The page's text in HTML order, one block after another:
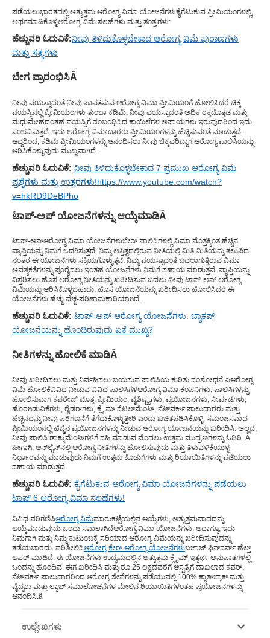
ಪಡೆಯಲುಭಾರತದಲ್ಲಿ ಅತ್ಯುತ್ತಮ ಆರೋಗ್ಯ ವಿಮಾ ಯೋಜನೆಗಳುಕೈಗೆಟುಕುವ ಪ್ರೀಮಿಯಂಗಳಲ್ಲಿ,
ಅರ್ಥಮಾಡಿಕೊಳ್ಳಿಆರೋಗ್ಯ ವಿಮೆ ಸಲಹೆಗಳು ಮತ್ತು ತಂತ್ರಗಳು:
ಹೆಚ್ಚುವರಿ ಓದುವಿಕೆ:ನೀವು ತಿಳಿದುಕೊಳ್ಳಬೇಕಾದ ಆರೋಗ್ಯ ವಿಮೆ ಪುರಾಣಗಳು
ಮತ್ತು ಸತ್ಯಗಳು
ಬೇಗ ಪ್ರಾರಂಭಿಸಿÂ
ನೀವು ವಯಸ್ಸಾದಂತೆ ನೀವು ಪಾವತಿಸುವ ಆರೋಗ್ಯ ವಿಮಾ ಪ್ರೀಮಿಯಂಗೆ ಹೋಲಿಸಿದರೆ ಚಿಕ್ಕ
ವಯಸ್ಸಿನಲ್ಲಿ ಪ್ರೀಮಿಯಂಗಳು ತುಂಬಾ ಕಡಿಮೆ. ನೀವು ವಯಸ್ಸಾದಂತೆ ಅಧಿಕ ರಕ್ತದೊತ್ತಡ ಮತ್ತು
ಮಧುಮೇಹದಂತಹ ವಯಸ್ಸಿಗೆ ಸಂಬಂಧಿಸಿದ ಕಾಯಿಲೆಗಳ ಅಪಾಯಗಳು ಇರುವುದರಿಂದ ಇದು
ಸಂಭವಿಸುತ್ತದೆ. ಇದು ಆರೋಗ್ಯ ವಿಮಾದಾರರು ಪ್ರೀಮಿಯಂಗಳನ್ನು ಹೆಚ್ಚಿಸುವಂತೆ ಮಾಡುತ್ತದೆ.
ಆದ್ದರಿಂದ, ಕಡಿಮೆ ಪ್ರೀಮಿಯಂಗಳನ್ನು ಆನಂದಿಸಲು ನೀವು ಚಿಕ್ಕವರಿದ್ದಾಗ ಆರೋಗ್ಯ ಪಾಲಿಸಿಯನ್ನು
ಆರಿಸಿಕೊಳ್ಳುವುದು ಮುಖ್ಯವಾಗಿದೆ.
ಹೆಚ್ಚುವರಿ ಓದುವಿಕೆ: ನೀವು ತಿಳಿದುಕೊಳ್ಳಬೇಕಾದ 7 ಪ್ರಮುಖ ಆರೋಗ್ಯ ವಿಮೆ
ಪ್ರಶ್ನೆಗಳು ಮತ್ತು ಉತ್ತರಗಳು!https://www.youtube.com/watch?
v=hkRD9DeBPho
ಟಾಪ್-ಅಪ್ ಯೋಜನೆಗಳನ್ನು ಆಯ್ಕೆಮಾಡಿÂ
ಟಾಪ್-ಅಪ್ಆರೋಗ್ಯ ವಿಮಾ ಯೋಜನೆಗಳುಬೇಸ್ ಪಾಲಿಸಿಗಳಲ್ಲಿ ವಿಮಾ ಮೊತ್ತಕ್ಕಿಂತ ಹೆಚ್ಚಿನ
ವ್ಯಾಪ್ತಿಯನ್ನು ನಿಮಗೆ ಒದಗಿಸುತ್ತದೆ. ನಿಮ್ಮ ಅಸ್ತಿತ್ವದಲ್ಲಿರುವ ನೀತಿಯಲ್ಲಿ ಮಿತಿ ಮಿತಿಯನ್ನು ತಲುಪಿದ
ನಂತರ ಈ ಯೋಜನೆಗಳು ಸಕ್ರಿಯಗೊಳ್ಳುತ್ತವೆ. ನಿಮ್ಮ ವಯಸ್ಸಾದಂತೆ ಬದಲಾಗುತ್ತಿರುವ ವಿಮಾ
ಅವಶ್ಯಕತೆಗಳನ್ನು ಪೂರೈಸಲು ಇಂತಹ ಯೋಜನೆಗಳು ನಿಮಗೆ ಸಹಾಯ ಮಾಡುತ್ತವೆ. ವ್ಯಾಪ್ತಿಯನ್ನು
ವಿಸ್ತರಿಸಲು ಹೊಸ ಆರೋಗ್ಯ ನೀತಿಯನ್ನು ಖರೀದಿಸುವ ಬದಲು ನೀವು ಟಾಪ್-ಅಪ್ ಆರೋಗ್ಯ
ವಿಮೆಯನ್ನು ಆರಿಸಿಕೊಳ್ಳಬಹುದು. ಹೊಸ ಯೋಜನೆಯನ್ನು ಖರೀದಿಸಲು ಹೋಲಿಸಿದರೆ ಈ
ಯೋಜನೆಗಳು ಹೆಚ್ಚು ವೆಚ್ಚ-ಪರಿಣಾಮಕಾರಿಯಾಗಿದೆ.
ಹೆಚ್ಚುವರಿ ಓದುವಿಕೆ: ಟಾಪ್-ಅಪ್ ಆರೋಗ್ಯ ಯೋಜನೆಗಳು: ಬ್ಯಾಕಪ್
ಯೋಜನೆಯನ್ನು ಹೊಂದಿರುವುದು ಏಕೆ ಮುಖ್ಯ?
ನೀತಿಗಳನ್ನು ಹೋಲಿಕೆ ಮಾಡಿÂ
ನೀವು ಖರೀದಿಸಲು ಮತ್ತು ನಿರ್ವಹಿಸಲು ಬಯಸುವ ಪಾಲಿಸಿಯ ಕುರಿತು ಸಂಶೋಧನೆ ಎಆರೋಗ್ಯ
ವಿಮೆ ಹೋಲಿಕೆವಿವಿಧ ನೀಡುವ ವಿವಿಧ ಪಾಲಿಸಿಗಳಆರೋಗ್ಯ ವಿಮಾ ಕಂಪನಿಗಳು. ಪಾಲಿಸಿಗಳನ್ನು
ಹೋಲಿಸುವಾಗ ಕವರೇಜ್ ಮೊತ್ತ, ಪ್ರೀಮಿಯಂ, ವೈಶಿಷ್ಟ್ಯಗಳು, ಪ್ರಯೋಜನಗಳು, ಸೇರ್ಪಡೆಗಳು,
ಹೊರಗಿಡುವಿಕೆಗಳು, ರೈಡರ್‌ಗಳು, ಕ್ಲೈಮ್ ಸೆಟಲ್‌ಮೆಂಟ್, ನೆಟ್‌ವರ್ಕ್ ಪಾಲುದಾರರು ಮತ್ತು
ಹೆಚ್ಚಿನದನ್ನು ನೀವು ಪರಿಗಣನೆಗೆ ತೆಗೆದುಕೊಳ್ಳುತ್ತೀರಿ ಎಂದು ಖಚಿತಪಡಿಸಿಕೊಳ್ಳಿ. ಸಮಂಜಸವಾದ
ಪ್ರೀಮಿಯಂನಲ್ಲಿ ಹೆಚ್ಚಿನ ಪ್ರಯೋಜನಗಳನ್ನು ನೀಡುವ ಆರೋಗ್ಯ ಯೋಜನೆಯನ್ನು ಖರೀದಿಸಿ. ಅಲ್ಲದೆ,
ನೀವು ಪಾಲಿಸಿ ಡಾಕ್ಯುಮೆಂಟ್‌ಗಳಿಗೆ ಸಹಿ ಮಾಡುವ ಮೊದಲು ಉತ್ತಮ ಮುದ್ರಣಗಳನ್ನು ಓದಿರಿ. Â
ಹೀಗಾಗಿ, ಆನ್‌ಲೈನ್‌ನಲ್ಲಿ ಆರೋಗ್ಯ ನೀತಿಗಳನ್ನು ಹೋಲಿಸುವುದು ಮತ್ತು ತಿಳುವಳಿಕೆಯುಳ್ಳ
ನಿರ್ಧಾರವನ್ನು ಮಾಡುವುದು ನಿಮಗೆ ಉತ್ತಮ ಕೊಡುಗೆಗಳು ಮತ್ತು ರಿಯಾಯಿತಿಗಳನ್ನು ಪಡೆಯಲು
ಸಹಾಯ ಮಾಡುತ್ತದೆ.
ಹೆಚ್ಚುವರಿ ಓದುವಿಕೆ: ಕೈಗೆಟುಕುವ ಆರೋಗ್ಯ ವಿಮಾ ಯೋಜನೆಗಳನ್ನು ಪಡೆಯಲು
ಟಾಪ್ 6 ಆರೋಗ್ಯ ವಿಮಾ ಸಲಹೆಗಳು!
ವಿವಿಧ ಪರಿಗಣಿಸಿಆರೋಗ್ಯ ವಿಮೆಮಾರುಕಟ್ಟೆಯಲ್ಲಿನ ಆಯ್ಕೆಗಳು, ಅತ್ಯುತ್ತಮವಾದದನ್ನು
ಆಯ್ಕೆಮಾಡುವುದು ಒಂದು ಸವಾಲಾಗಿದೆಆರೋಗ್ಯ ವಿಮಾ ಯೋಜನೆಗಳು. ಆದಾಗ್ಯೂ, ಇದು
ನಿಮಗಾಗಿ ಮತ್ತು ನಿಮ್ಮ ಕುಟುಂಬಕ್ಕೆ ಸರಿಯಾದ ಆರೋಗ್ಯ ವಿಮೆಯನ್ನು ಖರೀದಿಸುವುದನ್ನು
ತಡೆಯಬಾರದು. ಪರಿಶೀಲಿಸಿಆರೋಗ್ಯ ಕೇರ್ ಆರೋಗ್ಯ ಯೋಜನೆಗಳುಬಜಾಜ್ ಫಿನ್‌ಸರ್ವ್ ಹೆಲ್ತ್
ಆಫರ್ ಮಾಡಿದೆ. ಈ ಯೋಜನೆಗಳು ಉದ್ಯಮದಲ್ಲಿನ ಅತ್ಯುತ್ತಮ ಕ್ಲೈಮ್ ಇತ್ಯರ್ಥ ಅನುಪಾತಗಳಲ್ಲಿ
ಒಂದನ್ನು ಹೊಂದಿವೆ. ಈಗ ಖರೀದಿಸಿ ಮತ್ತು ರೂ.25 ಲಕ್ಷದವರೆಗೆ ಆಸ್ಪತ್ರೆಗೆ ದಾಖಲಾದ ಕವರ್,
ನೆಟ್‌ವರ್ಕ್ ಪಾಲುದಾರರಿಂದ ಆರೋಗ್ಯ ಸೇವೆಗಳನ್ನು ಪಡೆಯುವಲ್ಲಿ 100% ಕ್ಯಾಶ್‌ಬ್ಯಾಕ್ ಮತ್ತು
ವೈದ್ಯರು ಮತ್ತು ಲ್ಯಾಬ್ ಸಮಾಲೋಚನೆಗಳ ಮೇಲಿನ ರಿಯಾಯಿತಿಗಳಂತಹ ಪ್ರಯೋಜನಗಳನ್ನು
ಆನಂದಿಸಿ.â¯
ಉಲ್ಲೇಖಗಳು